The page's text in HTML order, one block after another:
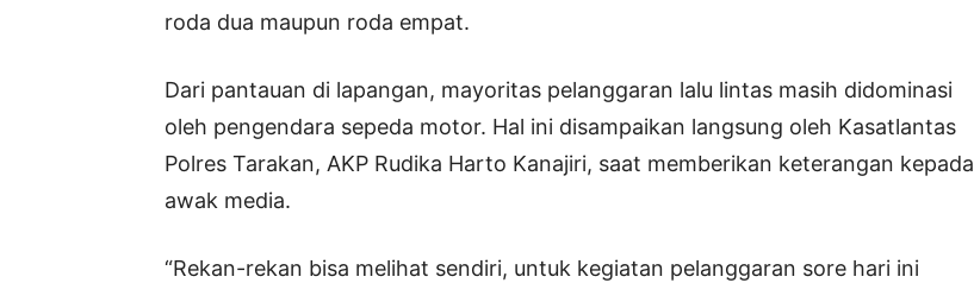
roda dua maupun roda empat.
Dari pantauan di lapangan, mayoritas pelanggaran lalu lintas masih didominasi
oleh pengendara sepeda motor. Hal ini disampaikan langsung oleh Kasatlantas
Polres Tarakan, AKP Rudika Harto Kanajiri, saat memberikan keterangan kepada
awak media.
“Rekan-rekan bisa melihat sendiri, untuk kegiatan pelanggaran sore hari ini